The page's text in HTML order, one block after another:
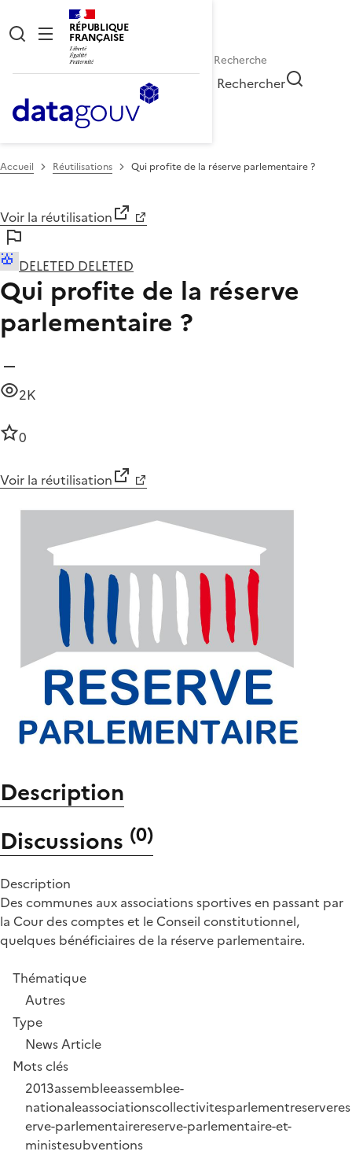
RÉPUBLIQUE
FRANÇAISE
Rechercher
Accueil Réutilisations Qui profite de la réserve parlementaire ?
Voir la réutilisation
DELETED DELETED
Qui profite de la réserve
parlementaire ?
2K
0
Voir la réutilisation
Description
Discussions (0)
Description
Des communes aux associations sportives en passant par
la Cour des comptes et le Conseil constitutionnel,
quelques bénéficiaires de la réserve parlementaire.
Thématique
Autres
Type
News Article
Mots clés
2013assembleeassemblee-
nationaleassociationscollectivitesparlementreserveres
erve-parlementairereserve-parlementaire-et-
ministesubventions